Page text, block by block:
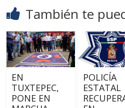
También te
EN
TUXTEPEC,
PONE EN
POLICÍA
ESTATAL